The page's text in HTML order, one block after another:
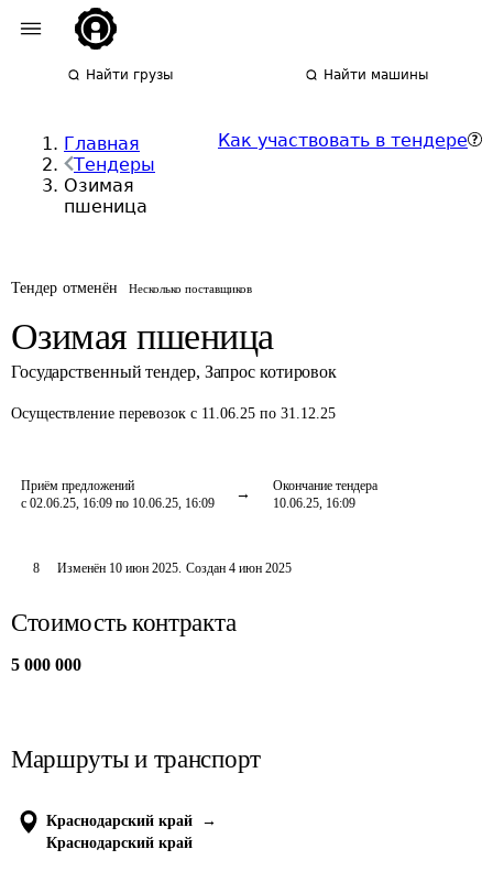
Найти грузы Найти машины
Главная
Тендеры
Озимая
пшеница
Как участвовать в тендере
Тендер отменён Несколько поставщиков
Озимая пшеница
Государственный тендер, Запрос котировок
Осуществление перевозок с 11.06.25 по 31.12.25
Приём предложений
с 02.06.25, 16:09 по 10.06.25, 16:09
Окончание тендера
10.06.25, 16:09
8 Изменён 10 июн 2025. Создан 4 июн 2025
Стоимость контракта
5 000 000
Маршруты и транспорт
Краснодарский край
→
Краснодарский край